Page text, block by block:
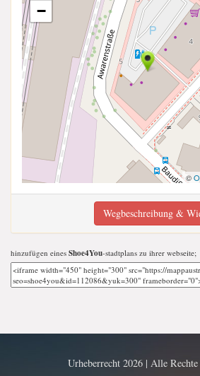
−
©
Wegbeschreibung &
hinzufügen eines Shoe4You-stadtplans zu ihrer webseite;
Urheberrecht 2026 | Alle Rechte